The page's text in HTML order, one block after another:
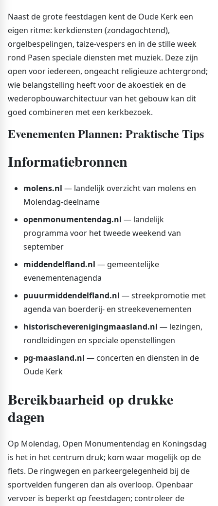
Naast de grote feestdagen kent de Oude Kerk een
eigen ritme: kerkdiensten (zondagochtend),
orgelbespelingen, taize-vespers en in de stille week
rond Pasen speciale diensten met muziek. Deze zijn
open voor iedereen, ongeacht religieuze achtergrond;
wie belangstelling heeft voor de akoestiek en de
wederopbouwarchitectuur van het gebouw kan dit
goed combineren met een kerkbezoek.
Evenementen Plannen: Praktische Tips
Informatiebronnen
molens.nl — landelijk overzicht van molens en
Molendag-deelname
openmonumentendag.nl — landelijk
programma voor het tweede weekend van
september
middendelfland.nl — gemeentelijke
evenementenagenda
puuurmiddendelfland.nl — streekpromotie met
agenda van boerderij- en streekevenementen
historischeverenigingmaasland.nl — lezingen,
rondleidingen en speciale openstellingen
pg-maasland.nl — concerten en diensten in de
Oude Kerk
Bereikbaarheid op drukke
dagen
Op Molendag, Open Monumentendag en Koningsdag
is het in het centrum druk; kom waar mogelijk op de
fiets. De ringwegen en parkeergelegenheid bij de
sportvelden fungeren dan als overloop. Openbaar
vervoer is beperkt op feestdagen; controleer de